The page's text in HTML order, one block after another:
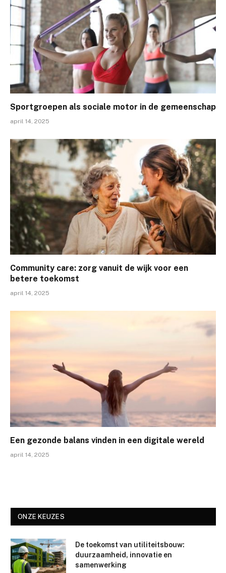
Sportgroepen als sociale motor in de gemeenschap
april 14, 2025
Community care: zorg vanuit de wijk voor een
betere toekomst
april 14, 2025
Een gezonde balans vinden in een digitale wereld
april 14, 2025
ONZE KEUZES
De toekomst van utiliteitsbouw:
duurzaamheid, innovatie en
samenwerking